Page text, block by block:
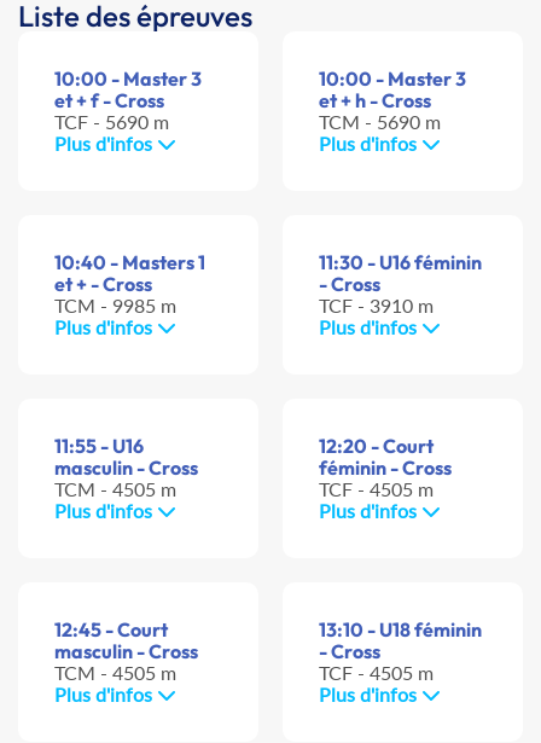
Liste des épreuves
10:00 - Master 3
et + f - Cross
TCF - 5690 m
Plus d'infos
10:00 - Master 3
et + h - Cross
TCM - 5690 m
Plus d'infos
10:40 - Masters 1
et + - Cross
TCM - 9985 m
Plus d'infos
11:30 - U16 féminin
- Cross
TCF - 3910 m
Plus d'infos
11:55 - U16
masculin - Cross
TCM - 4505 m
Plus d'infos
12:20 - Court
féminin - Cross
TCF - 4505 m
Plus d'infos
12:45 - Court
masculin - Cross
TCM - 4505 m
Plus d'infos
13:10 - U18 féminin
- Cross
TCF - 4505 m
Plus d'infos